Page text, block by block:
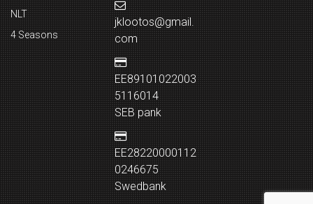
NLT
4 Seasons
jklootos@gmail.
com
EE89101022003
5116014
SEB pank
EE28220000112
0246675
Swedbank